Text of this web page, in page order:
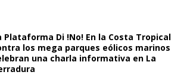
Plataforma Di !No! En la Costa Tropical
los mega parques eólicos marinos
una charla informativa en La